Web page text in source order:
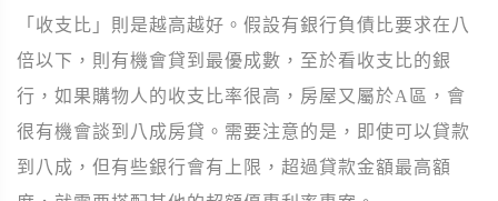
「收支比」則是越高越好。假設有銀行負債比要求在八
倍以下，則有機會貸到最優成數，至於看收支比的銀
行，如果購物人的收支比率很高，房屋又屬於A區，會
很有機會談到八成房貸。需要注意的是，即使可以貸款
到八成，但有些銀行會有上限，超過貸款金額最高額